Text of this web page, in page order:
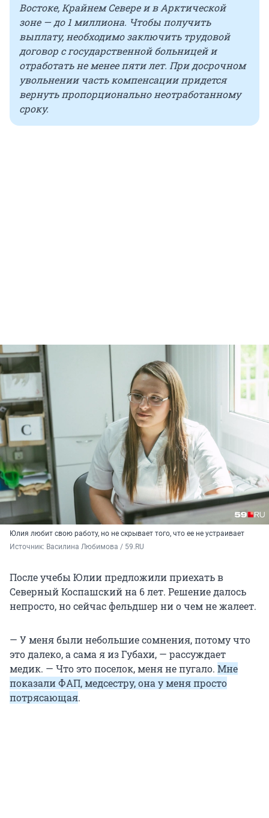
Востоке, Крайнем Севере и в Арктической
зоне — до 1 миллиона. Чтобы получить
выплату, необходимо заключить трудовой
договор с государственной больницей и
отработать не менее пяти лет. При досрочном
увольнении часть компенсации придется
вернуть пропорционально неотработанному
сроку.
Юлия любит свою работу, но не скрывает того, что ее не устраивает
Источник: Василина Любимова / 59.RU
После учебы Юлии предложили приехать в
Северный Коспашский на 6 лет. Решение далось
непросто, но сейчас фельдшер ни о чем не жалеет.
— У меня были небольшие сомнения, потому что
это далеко, а сама я из Губахи, — рассуждает
медик. — Что это поселок, меня не пугало. Мне
показали ФАП, медсестру, она у меня просто
потрясающая.